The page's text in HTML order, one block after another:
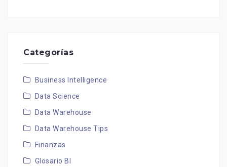
Categorías
Business Intelligence
Data Science
Data Warehouse
Data Warehouse Tips
Finanzas
Glosario BI